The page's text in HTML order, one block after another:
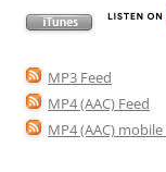
MP3 Feed
MP4 (AAC) Feed
MP4 (AAC)